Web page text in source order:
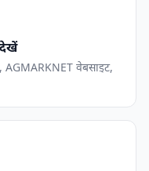
वेबसाइट,